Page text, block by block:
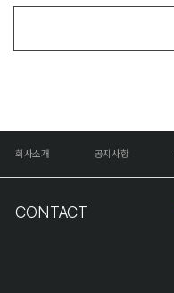
회사소개 공지사항
CONTACT